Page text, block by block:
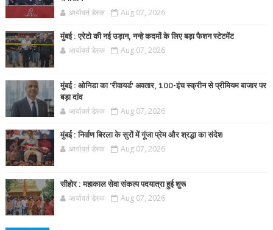
आर्यावर्त डेस्क Aug 07, 2026
मुंबई : एरेटो की नई उड़ान, नन्हे कदमों के लिए बड़ा फैशन स्टेटमेंट
आर्यावर्त डेस्क Aug 07, 2026
मुंबई : ओनिडा का 'रीवायर्ड’ अवतार, 100-इंच स्क्रीन से प्रीमियम बाजार पर
बड़ा दांव
आर्यावर्त डेस्क Aug 07, 2026
मुंबई : निर्वाण बिरला के सुरों में गूंजा प्रेम और श्रद्धा का संदेश
आर्यावर्त डेस्क Aug 07, 2026
सीहोर : महाकाल सेवा संकल्प पदयात्रा हुई शुरू
आर्यावर्त डेस्क Aug 07, 2026